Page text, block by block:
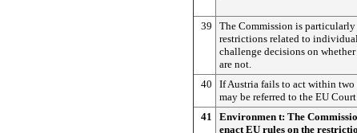
39
The Commission is
restrictions related to
challenge decisions on
are not.
40
If Austria fails to act within two
may be referred to the EU
41
Environmen t: The
enact EU rules on the